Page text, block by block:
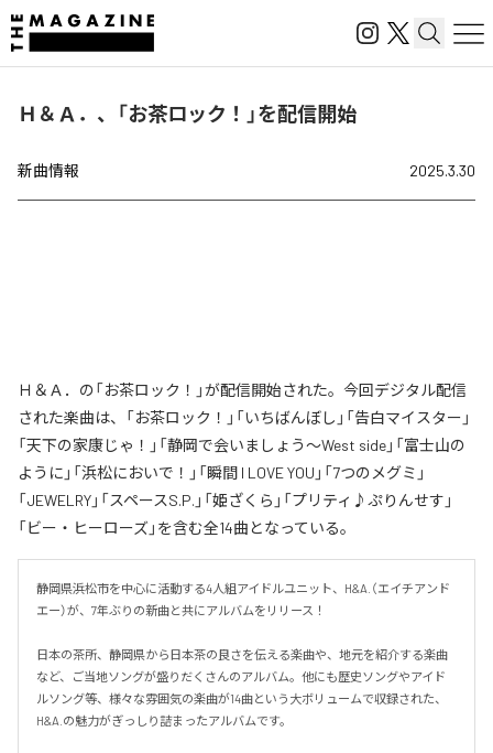
Ｈ＆Ａ．、「お茶ロック！」を配信開始
新曲情報 2025.3.30
Ｈ＆Ａ．の「お茶ロック！」が配信開始された。今回デジタル配信
された楽曲は、「お茶ロック！」「いちばんぼし」「告白マイスター」
「天下の家康じゃ！」「静岡で会いましょう～West side」「富士山の
ように」「浜松においで！」「瞬間 I LOVE YOU」「7つのメグミ」
「JEWELRY」「スペースS.P.」「姫ざくら」「プリティ♪ぷりんせす」
「ビー・ヒーローズ」を含む全14曲となっている。
静岡県浜松市を中心に活動する4人組アイドルユニット、H&A.（エイチアンド
エー）が、7年ぶりの新曲と共にアルバムをリリース！
日本の茶所、静岡県から日本茶の良さを伝える楽曲や、地元を紹介する楽曲
など、ご当地ソングが盛りだくさんのアルバム。他にも歴史ソングやアイド
ルソング等、様々な雰囲気の楽曲が14曲という大ボリュームで収録された、
H&A.の魅力がぎっしり詰まったアルバムです。